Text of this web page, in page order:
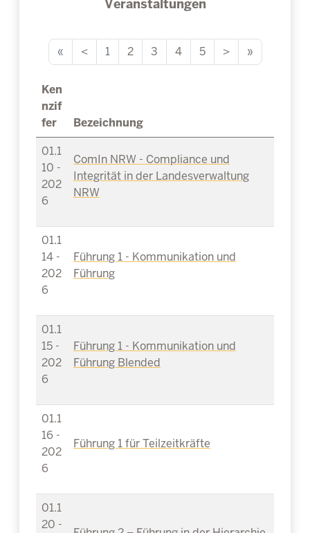
Veranstaltungen
« < 1 2 3 4 5 > »
Ken
nzif
fer
Bezeichnung
01.1
10 -
202
6
ComIn NRW - Compliance und
Integrität in der Landesverwaltung
NRW
01.1
14 -
202
6
Führung 1 - Kommunikation und
Führung
01.1
15 -
202
6
Führung 1 - Kommunikation und
Führung Blended
01.1
16 -
202
6
Führung 1 für Teilzeitkräfte
01.1
20 -